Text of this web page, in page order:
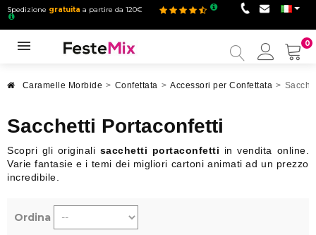
Spedizione gratuita a partire da 120€
0
mio
Caramelle Morbide > Confettata > Accessori per Confettata >
Sacchetti Portaconfetti
Scopri gli originali sacchetti portaconfetti in vendita online.
Varie fantasie e i temi dei migliori cartoni animati ad un prezzo
incredibile.
Ordina